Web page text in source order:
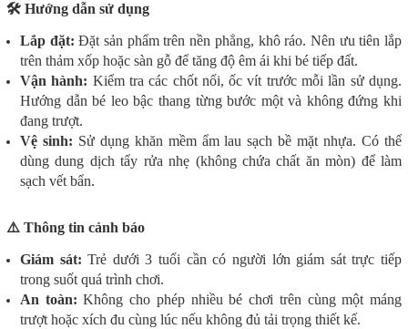
🛠️ Hướng dẫn sử dụng
Lắp đặt: Đặt sản phẩm trên nền phẳng, khô ráo. Nên ưu tiên lắp
trên thảm xốp hoặc sàn gỗ để tăng độ êm ái khi bé tiếp đất.
Vận hành: Kiểm tra các chốt nối, ốc vít trước mỗi lần sử dụng.
Hướng dẫn bé leo bậc thang từng bước một và không đứng khi
đang trượt.
Vệ sinh: Sử dụng khăn mềm ẩm lau sạch bề mặt nhựa. Có thể
dùng dung dịch tẩy rửa nhẹ (không chứa chất ăn mòn) để làm
sạch vết bẩn.
⚠️ Thông tin cảnh báo
Giám sát: Trẻ dưới 3 tuổi cần có người lớn giám sát trực tiếp
trong suốt quá trình chơi.
An toàn: Không cho phép nhiều bé chơi trên cùng một máng
trượt hoặc xích đu cùng lúc nếu không đủ tải trọng thiết kế.